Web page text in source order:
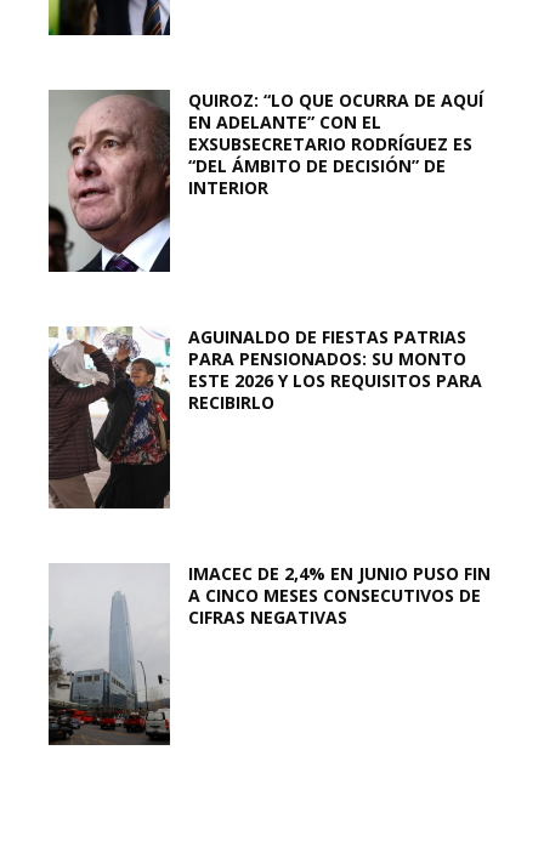
QUIROZ: “LO QUE OCURRA DE AQUÍ
EN ADELANTE” CON EL
EXSUBSECRETARIO RODRÍGUEZ ES
“DEL ÁMBITO DE DECISIÓN” DE
INTERIOR
AGUINALDO DE FIESTAS PATRIAS
PARA PENSIONADOS: SU MONTO
ESTE 2026 Y LOS REQUISITOS PARA
RECIBIRLO
IMACEC DE 2,4% EN JUNIO PUSO FIN
A CINCO MESES CONSECUTIVOS DE
CIFRAS NEGATIVAS